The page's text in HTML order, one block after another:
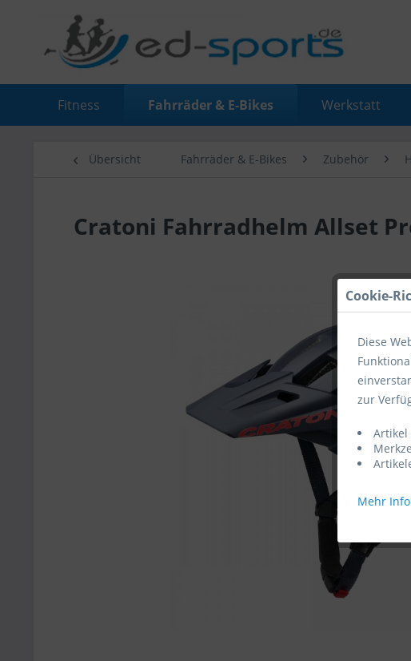
Fitness Fahrräder & E-Bikes Werkstatt
Übersicht Fahrräder & E-Bikes Zubehör
Cratoni Fahrradhelm Allset
Cookie-
Diese
zur
Artikel
Mehr